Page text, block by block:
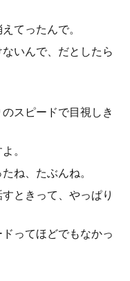
てったんで。
いんで、だとしたら
スピードで目視しき
。
ね、たぶんね。
ときって、やっぱり
ってほどでもなかっ